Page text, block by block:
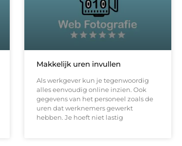
Makkelijk uren invullen
Als werkgever kun je tegenwoordig
alles eenvoudig online inzien. Ook
gegevens van het personeel zoals de
uren dat werknemers gewerkt
hebben. Je hoeft niet lastig